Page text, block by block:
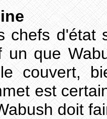
chefs d'état
un que
couvert,
est
doit